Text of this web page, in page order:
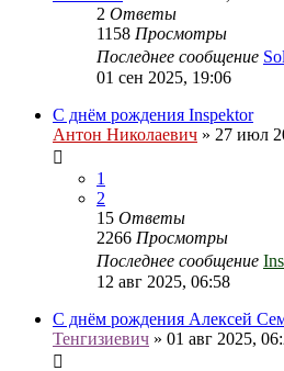
2 Ответы
1158 Просмотры
Последнее сообщение
01 сен 2025, 19:06
С днём рождения Inspektor
Антон Николаевич » 27 июл
1
2
15 Ответы
2266 Просмотры
Последнее сообщение
12 авг 2025, 06:58
С днём рождения Алексей
Тенгизиевич » 01 авг 2025,